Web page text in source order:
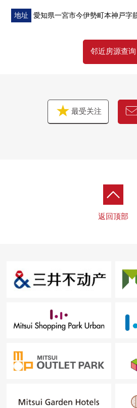
地址 愛知県一宮市今伊勢町本神戸字
邻近房源查询
最受关注
返回顶部